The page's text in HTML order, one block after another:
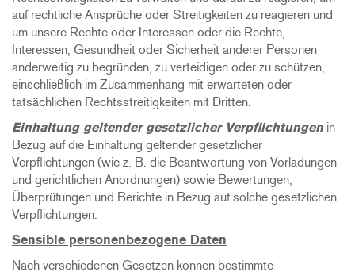
auf rechtliche Ansprüche oder Streitigkeiten zu reagieren und
um unsere Rechte oder Interessen oder die Rechte,
Interessen, Gesundheit oder Sicherheit anderer Personen
anderweitig zu begründen, zu verteidigen oder zu schützen,
einschließlich im Zusammenhang mit erwarteten oder
tatsächlichen Rechtsstreitigkeiten mit Dritten.
Einhaltung geltender gesetzlicher Verpflichtungen in
Bezug auf die Einhaltung geltender gesetzlicher
Verpflichtungen (wie z. B. die Beantwortung von Vorladungen
und gerichtlichen Anordnungen) sowie Bewertungen,
Überprüfungen und Berichte in Bezug auf solche gesetzlichen
Verpflichtungen.
Sensible personenbezogene Daten
Nach verschiedenen Gesetzen können bestimmte